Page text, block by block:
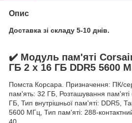
Опис
Доставка зі складу 5-10 днів.
✔️ Модуль пам'яті
ГБ 2 x 16 ГБ DDR5 5600
Помста Корсара. Призначення: ПК/
пам'ять: 32 ГБ, Розташування пам'яті
ГБ, Тип внутрішньої пам'яті: DDR5,
5600 МГц, Тип пам'яті: 288-